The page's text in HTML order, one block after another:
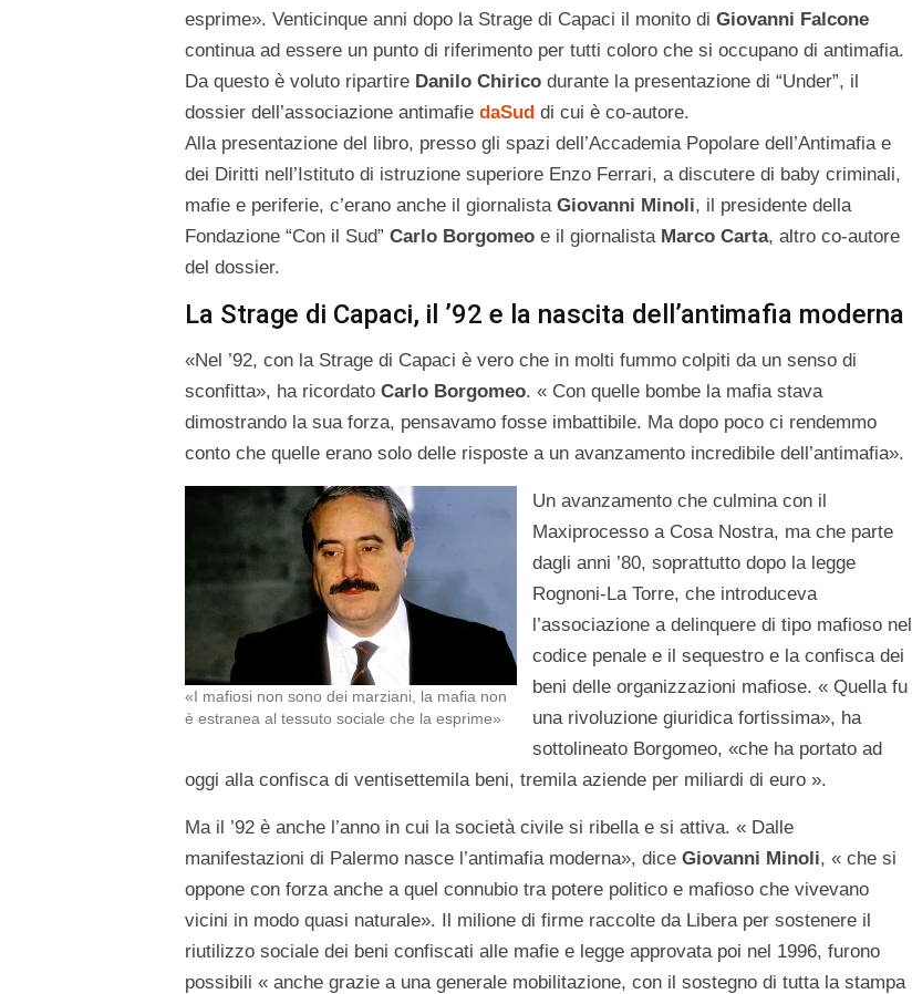
esprime». Venticinque anni dopo la Strage di Capaci il monito di Giovanni Falcone
continua ad essere un punto di riferimento per tutti coloro che si occupano di antimafia.
Da questo è voluto ripartire Danilo Chirico durante la presentazione di “Under”, il
dossier dell’associazione antimafie daSud di cui è co-autore.
Alla presentazione del libro, presso gli spazi dell’Accademia Popolare dell’Antimafia e
dei Diritti nell’Istituto di istruzione superiore Enzo Ferrari, a discutere di baby criminali,
mafie e periferie, c’erano anche il giornalista Giovanni Minoli, il presidente della
Fondazione “Con il Sud” Carlo Borgomeo e il giornalista Marco Carta, altro co-autore
del dossier.
La Strage di Capaci, il ’92 e la nascita dell’antimafia moderna
«Nel ’92, con la Strage di Capaci è vero che in molti fummo colpiti da un senso di
sconfitta», ha ricordato Carlo Borgomeo. « Con quelle bombe la mafia stava
dimostrando la sua forza, pensavamo fosse imbattibile. Ma dopo poco ci rendemmo
conto che quelle erano solo delle risposte a un avanzamento incredibile dell’antimafia».
«I mafiosi non sono dei marziani, la mafia non
è estranea al tessuto sociale che la esprime»
Un avanzamento che culmina con il
Maxiprocesso a Cosa Nostra, ma che parte
dagli anni ’80, soprattutto dopo la legge
Rognoni-La Torre, che introduceva
l’associazione a delinquere di tipo mafioso nel
codice penale e il sequestro e la confisca dei
beni delle organizzazioni mafiose. « Quella fu
una rivoluzione giuridica fortissima», ha
sottolineato Borgomeo, «che ha portato ad
oggi alla confisca di ventisettemila beni, tremila aziende per miliardi di euro ».
Ma il ’92 è anche l’anno in cui la società civile si ribella e si attiva. « Dalle
manifestazioni di Palermo nasce l’antimafia moderna», dice Giovanni Minoli, « che si
oppone con forza anche a quel connubio tra potere politico e mafioso che vivevano
vicini in modo quasi naturale». Il milione di firme raccolte da Libera per sostenere il
riutilizzo sociale dei beni confiscati alle mafie e legge approvata poi nel 1996, furono
possibili « anche grazie a una generale mobilitazione, con il sostegno di tutta la stampa